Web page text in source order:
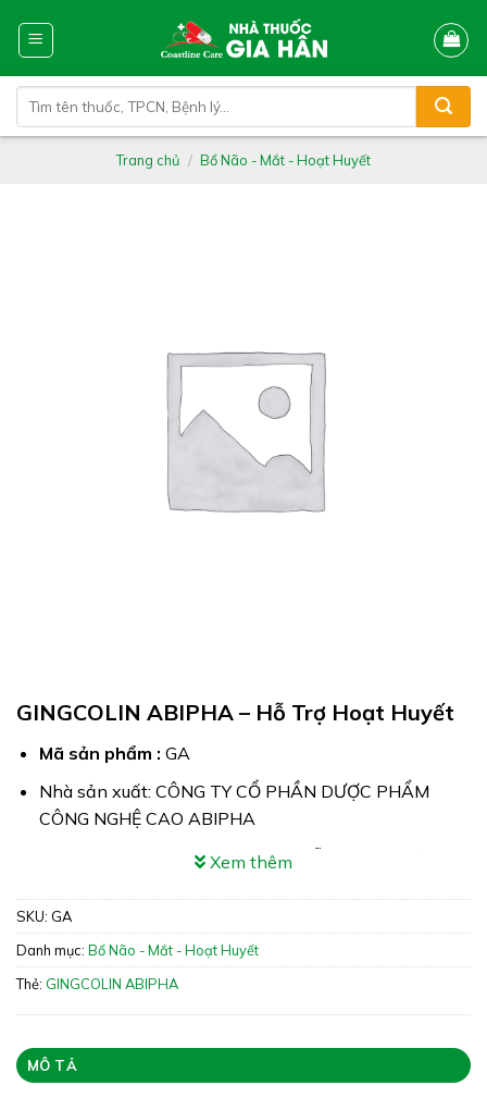
kiếm:
Trang chủ / Bổ Não - Mắt - Hoạt Huyết
GINGCOLIN ABIPHA – Hỗ Trợ Hoạt Huyết
Mã sản phẩm : GA
Nhà sản xuất: CÔNG TY CỔ PHẦN DƯỢC PHẨM
CÔNG NGHỆ CAO ABIPHA
Công dụng: GINGCOLIN ABIPHA hỗ trợ tăng cường
Xuất xứ: Việt Nam
Giấy phép: 13704/2019/ĐKSP – 2849/2021/XNQC-
ATTP
Tình trạng hàng: Hết hàng
Xem thêm
SKU: GA
Danh mục: Bổ Não - Mắt - Hoạt Huyết
Thẻ: GINGCOLIN ABIPHA
MÔ TẢ